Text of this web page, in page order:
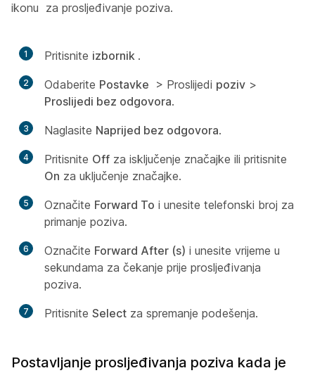
ikonu za prosljeđivanje poziva.
1 Pritisnite izbornik .
2 Odaberite Postavke > Proslijedi poziv >
Proslijedi bez odgovora.
3 Naglasite Naprijed bez odgovora.
4 Pritisnite Off za isključenje značajke ili pritisnite
On za uključenje značajke.
5 Označite Forward To i unesite telefonski broj za
primanje poziva.
6 Označite Forward After (s) i unesite vrijeme u
sekundama za čekanje prije prosljeđivanja
poziva.
7 Pritisnite Select za spremanje podešenja.
Postavljanje prosljeđivanja poziva kada je